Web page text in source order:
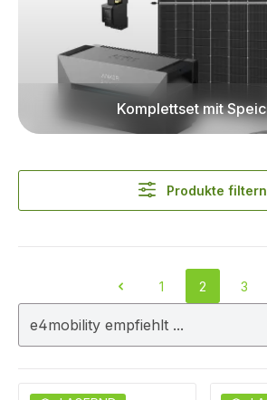
Komplettset mit
Produkte filtern
Seite
1
Seite
2
Seite
3